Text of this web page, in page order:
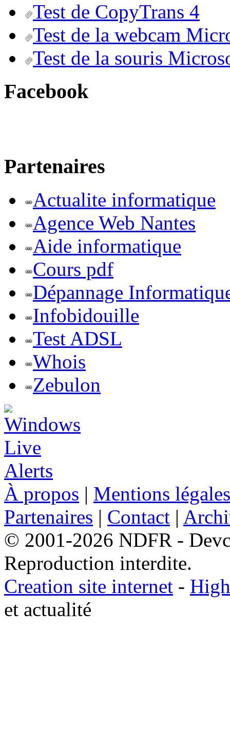
Test de CopyTrans 4
Test de la webcam
Test de la souris
Facebook
Partenaires
Actualite informatique
Agence Web Nantes
Aide informatique
Cours pdf
Dépannage
Infobidouille
Test ADSL
Whois
Zebulon
À propos | Mentions légales
Partenaires | Contact |
© 2001-2026 NDFR -
Reproduction interdite.
Creation site internet -
et actualité